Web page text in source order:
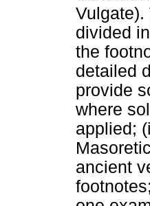
Vulgate).
divided
the
detailed
provide
where
applied;
ancient